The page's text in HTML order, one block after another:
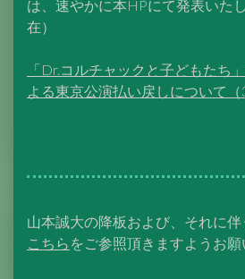
は、速やかに本HPにて発表いた
在）
「Dr.コルチャックと子どもたち
よる東京公演払い戻しについて（
山本誠大の降板および、それに
こちら をご参照頂きますようお願